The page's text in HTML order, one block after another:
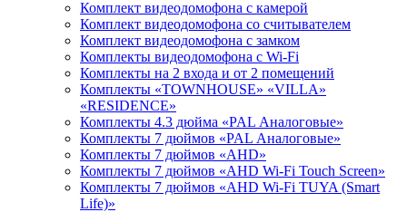
Комплект видеодомофона с камерой
Комплект видеодомофона со считывателем
Комплект видеодомофона c замком
Комплекты видеодомофона с Wi-Fi
Комплекты на 2 входа и от 2 помещений
Комплекты «TOWNHOUSE» «VILLA»
«RESIDENCE»
Комплекты 4.3 дюйма «PAL Аналоговые»
Комплекты 7 дюймов «PAL Аналоговые»
Комплекты 7 дюймов «AHD»
Комплекты 7 дюймов «AHD Wi-Fi Touch Screen»
Комплекты 7 дюймов «AHD Wi-Fi TUYA (Smart
Life)»